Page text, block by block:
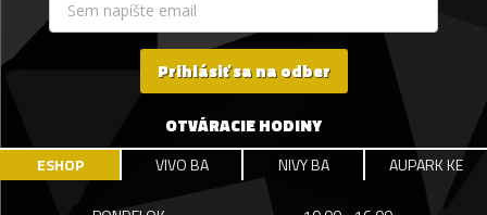
Prihlásiť sa na odber
OTVÁRACIE HODINY
ESHOP VIVO BA NIVY BA AUPARK KE